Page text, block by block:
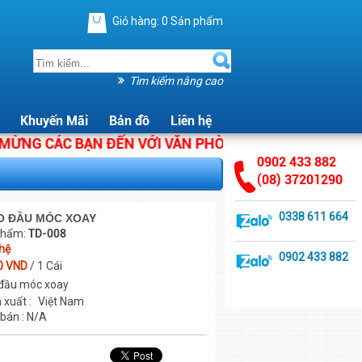
Giỏ hàng: 0 Sản phẩm
Tìm kiếm nâng cao
Khuyến Mãi Bản đồ Liên hệ
CÁC BẠN ĐẾN VỚI VĂN PHÒNG PHẨM ÁNH HẰNG.
ĐẦU MÓC XOAY
TD-008
VND/ 1 Cái
móc xoay
xuất : Việt Nam
: N/A
0902 433 882
(08) 37201290
0338 611 664
0902 433 882